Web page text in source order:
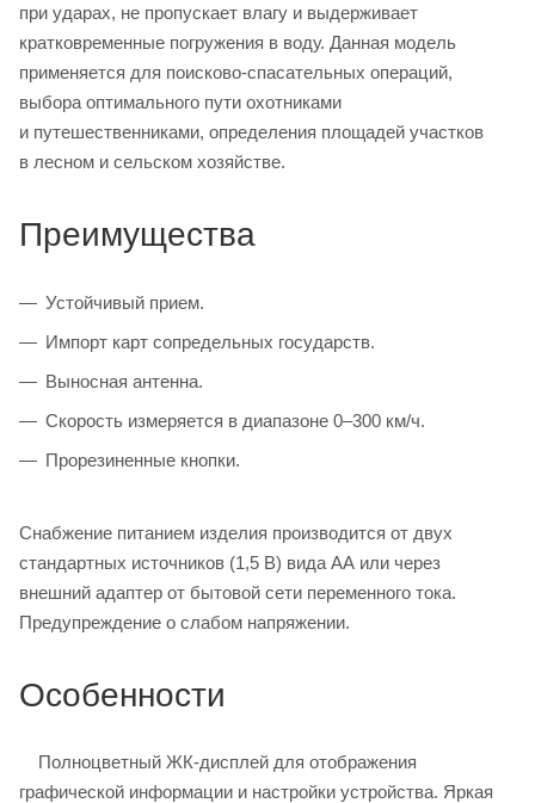
при ударах, не пропускает влагу и выдерживает
кратковременные погружения в воду. Данная модель
применяется для поисково-спасательных операций,
выбора оптимального пути охотниками
и путешественниками, определения площадей участков
в лесном и сельском хозяйстве.
Преимущества
Устойчивый прием.
Импорт карт сопредельных государств.
Выносная антенна.
Скорость измеряется в диапазоне 0–300 км/ч.
Прорезиненные кнопки.
Снабжение питанием изделия производится от двух
стандартных источников (1,5 В) вида АА или через
внешний адаптер от бытовой сети переменного тока.
Предупреждение о слабом напряжении.
Особенности
Полноцветный ЖК-дисплей для отображения
графической информации и настройки устройства. Яркая